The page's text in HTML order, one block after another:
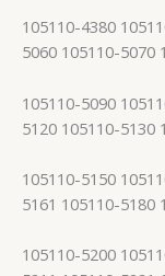
105110-4380
5060 105110-5070
105110-5090
5120 105110-5130
105110-5150
5161 105110-5180
105110-5200